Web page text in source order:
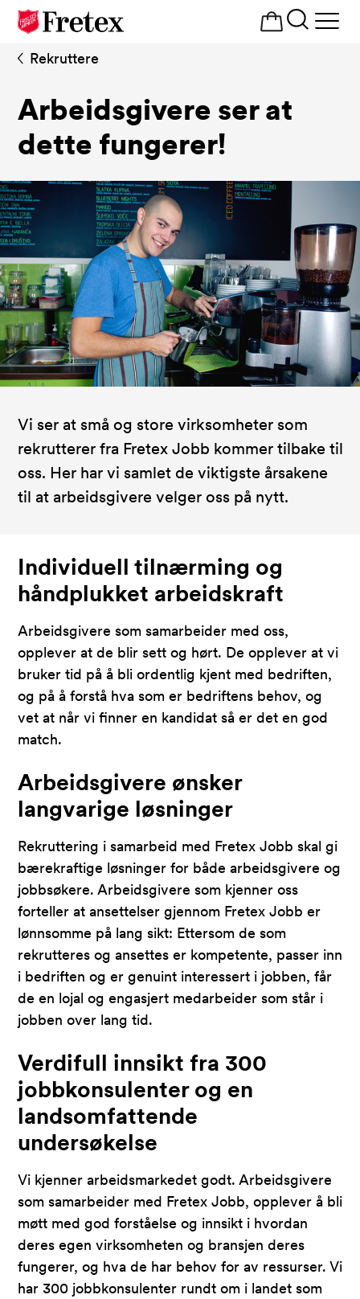
Åpne
Rekruttere
Arbeidsgivere ser at
dette fungerer!
Vi ser at små og store virksomheter som
rekrutterer fra Fretex Jobb kommer tilbake til
oss. Her har vi samlet de viktigste årsakene
til at arbeidsgivere velger oss på nytt.
Individuell tilnærming og
håndplukket arbeidskraft
Arbeidsgivere som samarbeider med oss,
oppleverat de blir sett og hørt. De opplever at vi
bruker tid på å bli ordentlig kjent med bedriften,
og på å forstå hvasom er bedriftens behov, og
vet at når vi finner en kandidat så er det en god
match.
Arbeidsgivere ønsker
langvarige løsninger
Rekruttering i samarbeid med FretexJobb skal gi
bærekraftige løsningerfor både arbeidsgivere og
jobbsøkere. Arbeidsgivere som kjenner oss
forteller at ansettelser gjennom Fretex Jobb er
lønnsomme på lang sikt: Ettersom de som
rekrutteresog ansetteser kompetente, passer inn
i bedriften og er genuint interessertijobben, får
de en lojal og engasjert medarbeider som står i
jobben over lang tid.
Verdifull innsikt fra 300
jobbkonsulenter og en
landsomfattende
undersøkelse
Vi kjenner arbeidsmarkedetgodt. Arbeidsgivere
som samarbeider med FretexJobb, opplever åbli
møtt med god forståelse og innsiktihvordan
deres egen virksomheten og bransjen deres
fungerer, og hva de har behov for av ressurser. Vi
har 300 jobbkonsulenter rundt om i landet som